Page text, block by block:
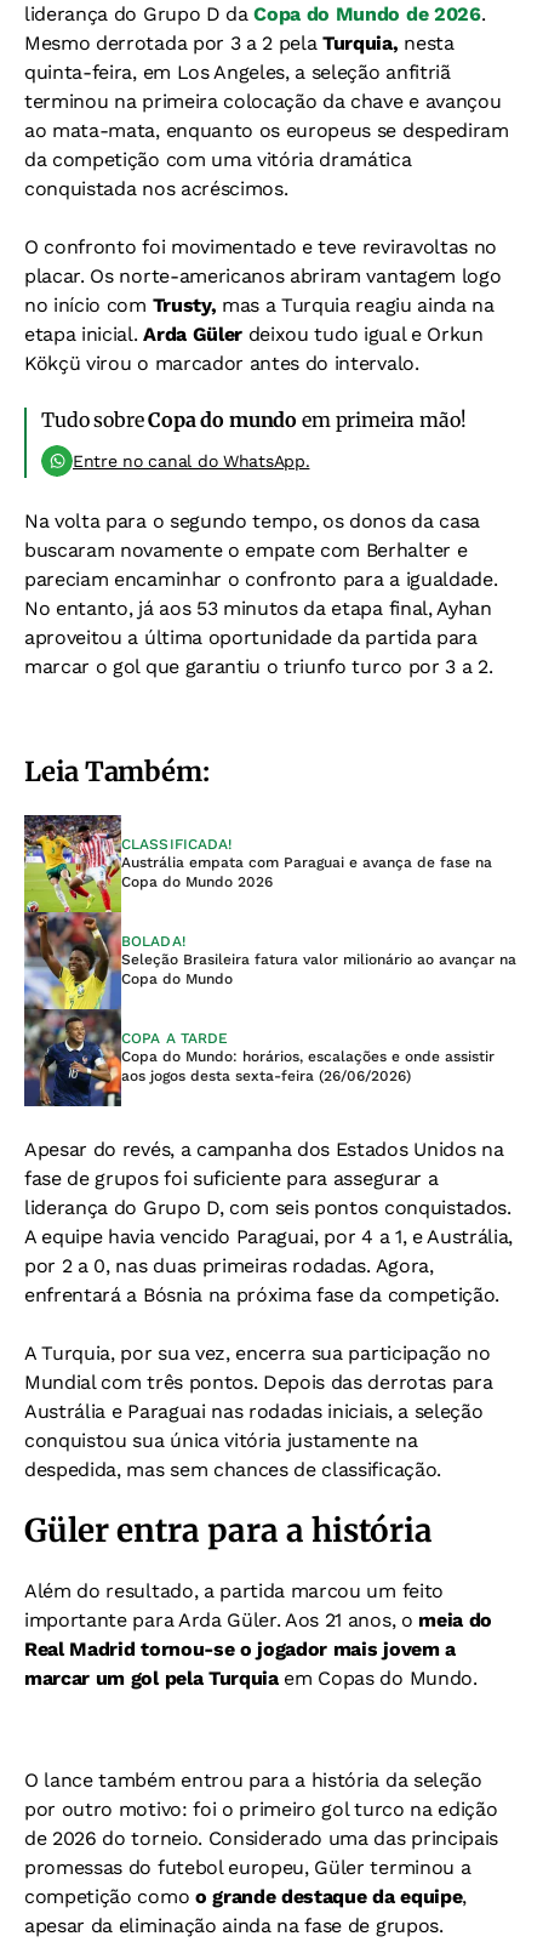
liderança do Grupo D daCopa do Mundo de 2026.
Mesmo derrotada por 3 a 2 pelaTurquia, nesta
quinta-feira, em Los Angeles, a seleção anfitriã
terminou na primeira colocação da chave e avançou
ao mata-mata, enquanto os europeus se despediram
da competição com uma vitória dramática
conquistada nos acréscimos.
O confronto foi movimentado e teve reviravoltas no
placar. Os norte-americanos abriram vantagem logo
no início com Trusty, mas a Turquia reagiu ainda na
etapa inicial. Arda Güler deixou tudo igual e Orkun
Kökçü virou o marcador antes do intervalo.
Tudo sobreCopa do mundo em primeira mão!
Entre no canal do WhatsApp.
Na volta para o segundo tempo, os donos da casa
buscaram novamente o empate com Berhalter e
pareciam encaminhar o confronto para a igualdade.
No entanto, já aos 53 minutos da etapa final, Ayhan
aproveitou a última oportunidade da partida para
marcar o gol que garantiu o triunfo turco por 3 a 2.
Leia Também:
CLASSIFICADA!
Austrália empata com Paraguai e avança de fase na
Copa do Mundo 2026
BOLADA!
Seleção Brasileira fatura valor milionário ao avançar na
Copa do Mundo
COPA A TARDE
Copa do Mundo: horários, escalações e onde assistir
aos jogos desta sexta-feira (26/06/2026)
Apesar do revés, a campanha dos Estados Unidos na
fase de grupos foi suficiente para assegurar a
liderança do Grupo D, com seis pontos conquistados.
A equipe havia vencido Paraguai, por 4 a 1, e Austrália,
por 2 a 0, nas duas primeiras rodadas. Agora,
enfrentará a Bósnia na próxima fase da competição.
A Turquia, por sua vez, encerra sua participação no
Mundial com três pontos. Depois das derrotas para
Austrália e Paraguai nas rodadas iniciais, a seleção
conquistou sua única vitória justamente na
despedida, mas sem chances de classificação.
Güler entra para a história
Além do resultado, a partida marcou um feito
importante para Arda Güler. Aos 21 anos, o meia do
Real Madrid tornou-se o jogador mais jovem a
marcar um gol pela Turquia em Copas do Mundo.
O lance também entrou para a história da seleção
por outro motivo: foi o primeiro gol turco na edição
de 2026 do torneio. Considerado uma das principais
promessas do futebol europeu, Güler terminou a
competição como o grande destaque da equipe,
apesar da eliminação ainda na fase de grupos.